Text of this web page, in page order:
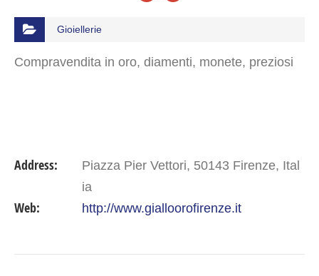
Gioiellerie
Compravendita in oro, diamenti, monete, preziosi
Address:
Piazza Pier Vettori, 50143 Firenze, Ital
ia
Web: http://www.gialloorofirenze.it